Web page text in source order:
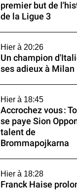
premier but de
de la Ligue 3
Hier à 20:26
Un champion
ses adieux à Milan
Hier à 18:45
Accrochez vous :
se paye Sion
talent de
Brommapojkarna
Hier à 18:28
Franck Haise